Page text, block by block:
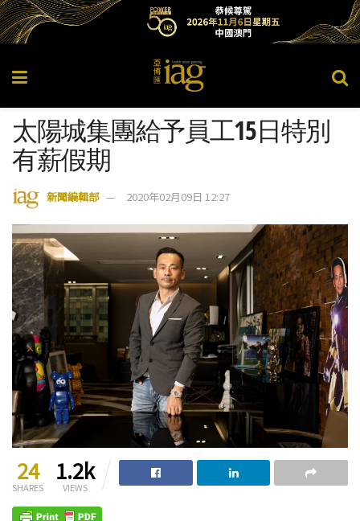
太陽城集團給予員工15日特別
有薪假期
新聞編輯部 2020年02月09日 12:27
24
SHARES
1.2k
VIEWS